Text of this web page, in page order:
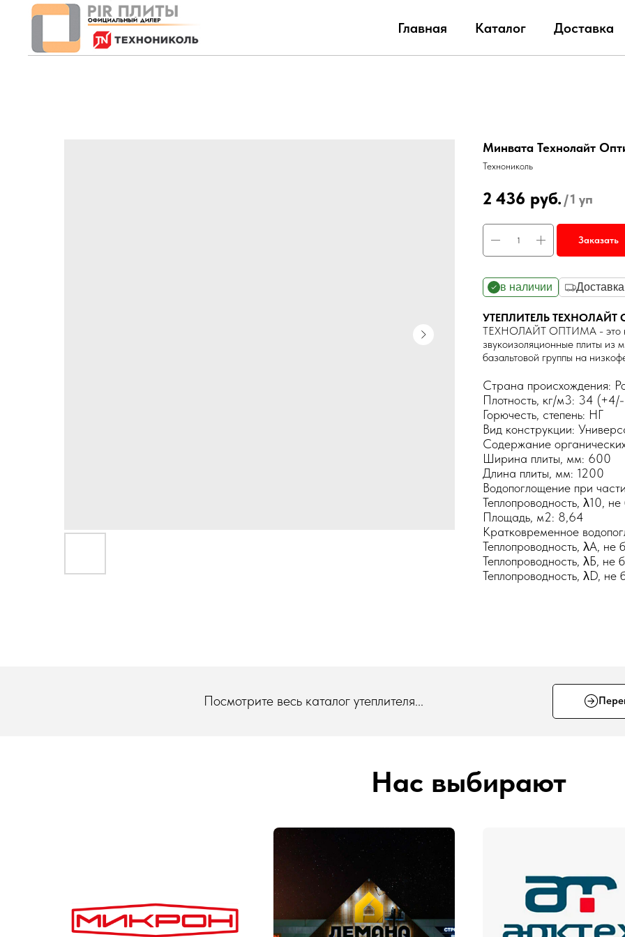
Главная Каталог Доставка
Минвата Технолайт
Технониколь
2 436 руб. /1 уп
Заказать
в наличии
УТЕПЛИТЕЛЬ ТЕХНОЛАЙТ
ТЕХНОЛАЙТ ОПТИМА - это
звукоизоляционные плиты из
базальтовой группы на
Страна происхождения:
Плотность, кг/м3: 34
Горючесть, степень: НГ
Вид конструкции:
Содержание
Ширина плиты, мм: 600
Длина плиты, мм: 1200
Водопоглощение при
Теплопроводность, λ10,
Площадь, м2: 8,64
Кратковременное
Теплопроводность, λA, не
Теплопроводность, λБ, не
Теплопроводность, λD, не
Посмотрите весь каталог утеплителя...
Нас выбирают